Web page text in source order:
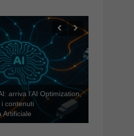
arriva l’AI Optimization,
contenuti
Artificiale